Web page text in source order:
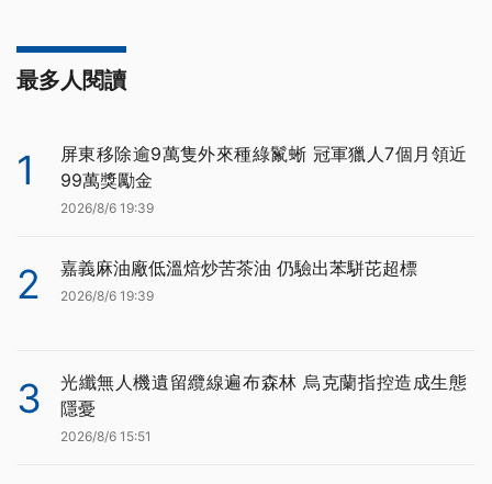
最多人閱讀
1
屏東移除逾9萬隻外來種綠鬣蜥 冠軍獵人7個月領近
99萬獎勵金
2026/8/6 19:39
2 嘉義麻油廠低溫焙炒苦茶油 仍驗出苯駢芘超標
2026/8/6 19:39
3
光纖無人機遺留纜線遍布森林 烏克蘭指控造成生態
隱憂
2026/8/6 15:51